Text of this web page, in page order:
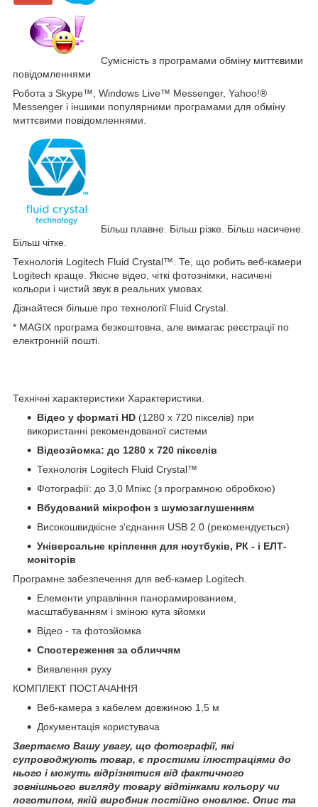
Сумісність з програмами обміну миттєвими
повідомленнями
Робота з Skype™, Windows Live™ Messenger, Yahoo!®
Messenger і іншими популярними програмами для обміну
миттєвими повідомленнями.
Більш плавне. Більш різке. Більш насичене.
Більш чітке.
Технологія Logitech Fluid Crystal™. Те, що робить веб-камери
Logitech краще. Якісне відео, чіткі фотознімки, насичені
кольори і чистий звук в реальних умовах.
Дізнайтеся більше про технології Fluid Crystal.
* MAGIX програма безкоштовна, але вимагає реєстрації по
електронній пошті.
Технічні характеристики Характеристики.
Відео у форматі HD (1280 x 720 пікселів) при
використанні рекомендованої системи
Відеозйомка: до 1280 x 720 пікселів
Технологія Logitech Fluid Crystal™
Фотографії: до 3,0 Мпікс (з програмною обробкою)
Вбудований мікрофон з шумозаглушенням
Високошвидкісне з'єднання USB 2.0 (рекомендується)
Універсальне кріплення для ноутбуків, РК - і ЕЛТ-
моніторів
Програмне забезпечення для веб-камер Logitech.
Елементи управління панорамированием,
масштабуванням і зміною кута зйомки
Відео - та фотозйомка
Спостереження за обличчям
Виявлення руху
КОМПЛЕКТ ПОСТАЧАННЯ
Веб-камера з кабелем довжиною 1,5 м
Документація користувача
Звертаємо Вашу увагу, що фотографії, які
супроводжують товар, є простими ілюстраціями до
нього і можуть відрізнятися від фактичного
зовнішнього вигляду товару відтінками кольору чи
логотипом, якій виробник постійно оновлює. Опис та